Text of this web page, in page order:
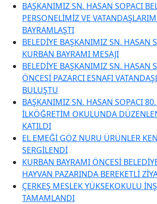
BAŞKANIMIZ SN. HASAN SOPACI
PERSONELİMİZ VE
BAYRAMLAŞTI
BELEDİYE BAŞKANIMIZ SN. HASAN
KURBAN BAYRAMI MESAJI
BELEDİYE BAŞKANIMIZ SN. HASAN
ÖNCESİ PAZARCI ESNAFI
BULUŞTU
BAŞKANIMIZ SN. HASAN SOPACI
İLKÖĞRETİM OKULUNDA
KATILDI
EL EMEĞİ GÖZ NURU ÜRÜNLER
SERGİLENDİ
KURBAN BAYRAMI ÖNCESİ
HAYVAN PAZARINDA BEREKETLİ
ÇERKEŞ MESLEK YÜKSEKOKULU
TAMAMLANDI